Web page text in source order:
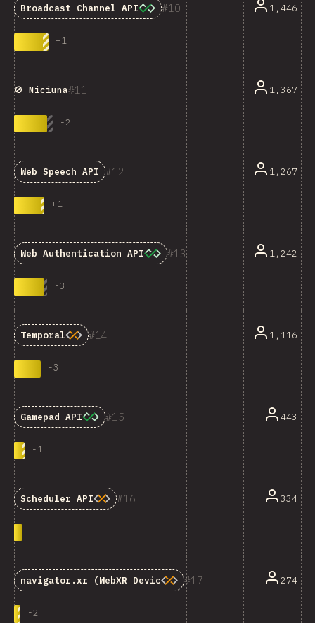
10
Broadcast Channel API
+1
1,446
11
🚫 Niciuna
-2
1,367
12
Web Speech API
+1
1,267
13
Web Authentication API
-3
1,242
14
Temporal
-3
1,116
15
Gamepad API
-1
443
16
Scheduler API 334
17
navigator.xr (WebXR Device API)
-2
274